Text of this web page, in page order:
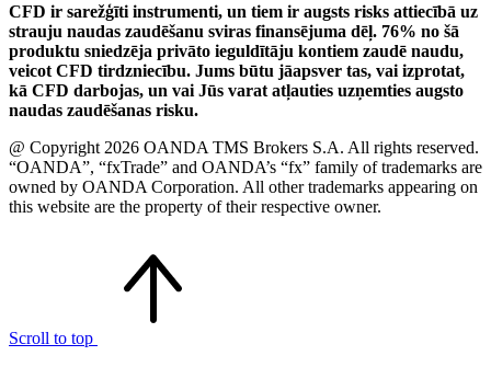
CFD ir sarežģīti instrumenti, un tiem ir augsts risks attiecībā uz
strauju naudas zaudēšanu sviras finansējuma dēļ. 76% no šā
produktu sniedzēja privāto ieguldītāju kontiem zaudē naudu,
veicot CFD tirdzniecību. Jums būtu jāapsver tas, vai izprotat,
kā CFD darbojas, un vai Jūs varat atļauties uzņemties augsto
naudas zaudēšanas risku.
@ Copyright 2026 OANDA TMS Brokers S.A. All rights reserved.
“OANDA”, “fxTrade” and OANDA’s “fx” family of trademarks are
owned by OANDA Corporation. All other trademarks appearing on
this website are the property of their respective owner.
Scroll to top